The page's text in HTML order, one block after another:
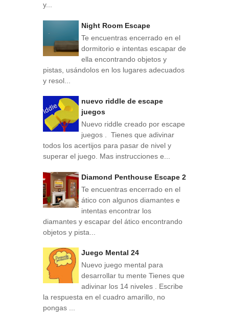
y...
Night Room Escape
Te encuentras encerrado en el
dormitorio e intentas escapar de
ella encontrando objetos y
pistas, usándolos en los lugares adecuados
y resol...
nuevo riddle de escape
juegos
Nuevo riddle creado por escape
juegos . Tienes que adivinar
todos los acertijos para pasar de nivel y
superar el juego. Mas instrucciones e...
Diamond Penthouse Escape 2
Te encuentras encerrado en el
ático con algunos diamantes e
intentas encontrar los
diamantes y escapar del ático encontrando
objetos y pista...
Juego Mental 24
Nuevo juego mental para
desarrollar tu mente Tienes que
adivinar los 14 niveles . Escribe
la respuesta en el cuadro amarillo, no
pongas ...